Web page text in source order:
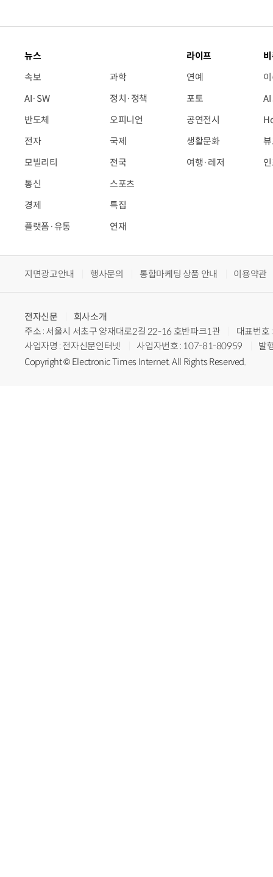
뉴스
속보
AI·SW
반도체
전자
모빌리티
통신
경제
플랫폼·유통
과학
정치·정책
오피니언
국제
전국
스포츠
특집
연재
라이프
연예
포토
공연전시
생활문화
여행·레저
지면광고안내 행사문의 통합마케팅 상품 안내 이용약관
전자신문
회사소개
주소 : 서울시 서초구 양재대로2길 22-16 호반파크1관
대표번
사업자명 : 전자신문인터넷
사업자번호 : 107-81-80959
발
Copyright © Electronic Times Internet. All Rights Reserved.